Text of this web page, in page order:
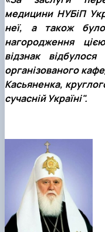
факультетом
Скринька
медицини НУБіП
неї, а також
нагородження
відзнак
організованого
Касьяненка,
сучасній Україні".